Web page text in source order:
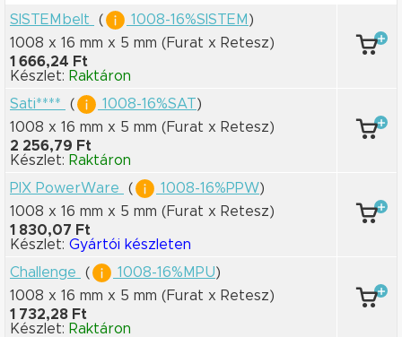
SISTEMbelt
( 1008-16%SISTEM )
1008 x 16 mm x 5 mm (Furat x Retesz)
1 666,24 Ft
Készlet: Raktáron
Sati****
( 1008-16%SAT)
1008 x 16 mm x 5 mm (Furat x Retesz)
2 256,79 Ft
Készlet: Raktáron
PIX PowerWare
( 1008-16%PPW)
1008 x 16 mm x 5 mm (Furat x Retesz)
1 830,07 Ft
Készlet: Gyártói készleten
Challenge
( 1008-16%MPU)
1008 x 16 mm x 5 mm (Furat x Retesz)
1 732,28 Ft
Készlet: Raktáron